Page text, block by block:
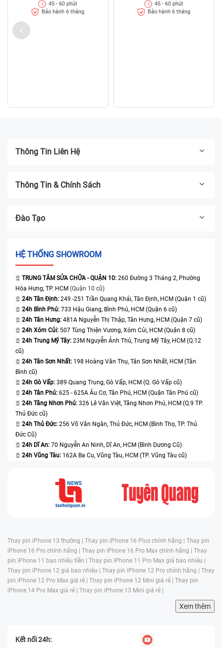
45 - 60 phút
Bảo hành 6 tháng
45 - 60 phút
Bảo hành 6 tháng
Thông Tin Liên Hệ
Thông Tin & Chính Sách
Đào Tạo
HỆ THỐNG SHOWROOM
TRUNG TÂM SỬA CHỮA - QUẬN 10: 260 Đường 3 Tháng 2, Phường
Hòa Hưng, TP. HCM (Quận 10 cũ)
24h Tân Định: 249 -251 Trần Quang Khải, Tân Định, HCM (Quận 1 cũ)
24h Bình Phú: 733 Hậu Giang, Bình Phú, HCM (Quận 6 cũ)
24h Tân Hưng: 481A Nguyễn Thị Thập, Tân Hưng, HCM (Quận 7 cũ)
24h Xóm Củi: 507 Tùng Thiện Vương, Xóm Củi, HCM (Quận 8 cũ)
24h Trung Mỹ Tây: 23M Nguyễn Ảnh Thủ, Trung Mỹ Tây, HCM (Q.12
cũ)
24h Tân Sơn Nhất: 198 Hoàng Văn Thụ, Tân Sơn Nhất, HCM (Tân
Bình cũ)
24h Gò Vấp: 389 Quang Trung, Gò Vấp, HCM (Q. Gò Vấp cũ)
24h Tân Phú: 625 - 625A Âu Cơ, Tân Phú, HCM (Quận Tân Phú cũ)
24h Tăng Nhơn Phú: 326 Lê Văn Việt, Tăng Nhơn Phú, HCM (Q.9 TP.
Thủ Đức cũ)
24h Thủ Đức: 256 Võ Văn Ngân, Thủ Đức, HCM (Bình Thọ, TP. Thủ
Đức Cũ)
24h Dĩ An: 70 Nguyễn An Ninh, Dĩ An, HCM (Bình Dương Cũ)
24h Vũng Tàu: 162A Ba Cu, Vũng Tàu, HCM (TP. Vũng Tàu cũ)
Thay pin iPhone 13 thường | Thay pin iPhone 16 Plus chính hãng | Thay pin
iPhone 16 Pro chính hãng | Thay pin iPhone 16 Pro Max chính hãng | Thay
pin iPhone 11 bao nhiêu tiền | Thay pin iPhone 11 Pro Max giá bao nhiêu |
Thay pin iPhone 12 giá bao nhiêu | Thay pin iPhone 12 Pro chính hãng | Thay
pin iPhone 12 Pro Max giá rẻ | Thay pin iPhone 12 Mini giá rẻ | Thay pin
iPhone 14 Pro Max giá rẻ | Thay pin iPhone 13 Mini giá rẻ |
Xem thêm
Kết nối 24h: